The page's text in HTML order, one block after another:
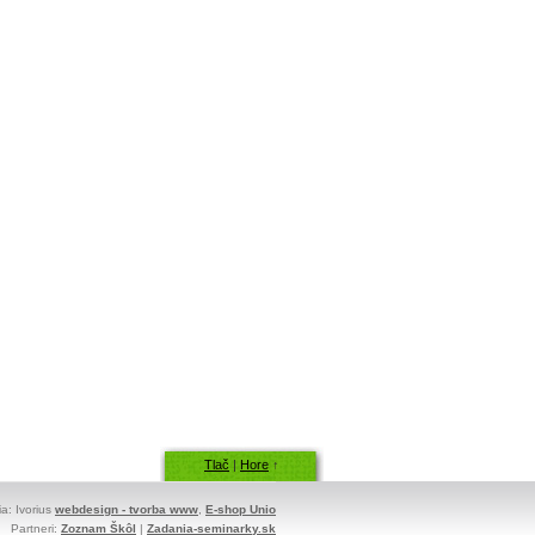
Tlač | Hore ↑
Ivorius webdesign - tvorba www E-shop Unio
Partneri: Zoznam Škôl | Zadania-seminarky.sk